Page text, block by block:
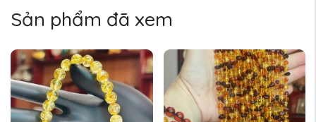
Sản phẩm đã xem